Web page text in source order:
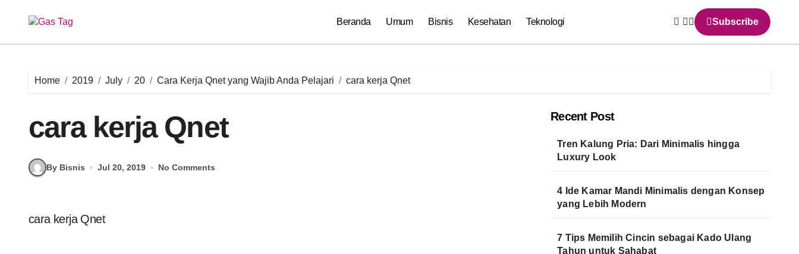
Beranda Umum Bisnis Kesehatan Teknologi Subscribe
Home 2019 July 20 Cara Kerja Qnet yang Wajib Anda Pelajari cara kerja Qnet
cara kerja Qnet
By Bisnis Jul 20, 2019 No Comments
cara kerja Qnet
Recent Post
Tren Kalung Pria: Dari Minimalis hingga
Luxury Look
4 Ide Kamar Mandi Minimalis dengan Konsep
yang Lebih Modern
7 Tips Memilih Cincin sebagai Kado Ulang
Tahun untuk Sahabat